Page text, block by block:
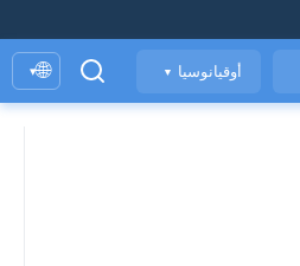
أوقيانوسيا ▼
🌐
▾